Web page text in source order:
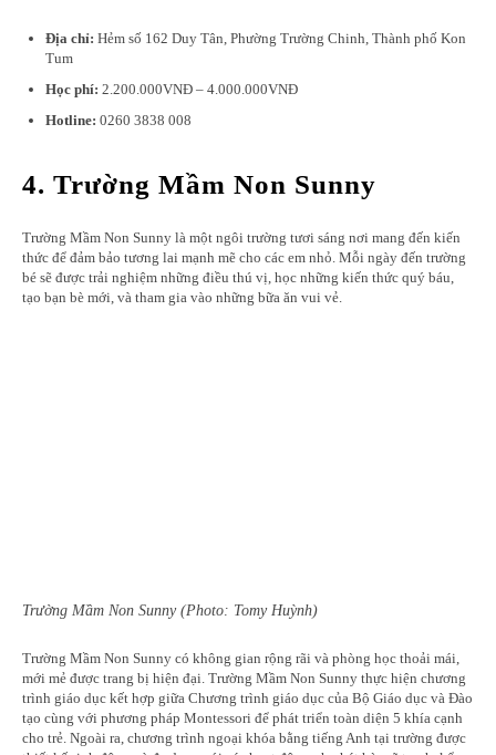
Địa chỉ: Hẻm số 162 Duy Tân, Phường Trường Chinh, Thành phố Kon
Tum
Học phí: 2.200.000VNĐ – 4.000.000VNĐ
Hotline: 0260 3838 008
4. Trường Mầm Non Sunny
Trường Mầm Non Sunny là một ngôi trường tươi sáng nơi mang đến kiến
thức để đảm bảo tương lai mạnh mẽ cho các em nhỏ. Mỗi ngày đến trường
bé sẽ được trải nghiệm những điều thú vị, học những kiến thức quý báu,
tạo bạn bè mới, và tham gia vào những bữa ăn vui vẻ.
Trường Mầm Non Sunny (Photo: Tomy Huỳnh)
Trường Mầm Non Sunny có không gian rộng rãi và phòng học thoải mái,
mới mẻ được trang bị hiện đại. Trường Mầm Non Sunny thực hiện chương
trình giáo dục kết hợp giữa Chương trình giáo dục của Bộ Giáo dục và Đào
tạo cùng với phương pháp Montessori để phát triển toàn diện 5 khía cạnh
cho trẻ. Ngoài ra, chương trình ngoại khóa bằng tiếng Anh tại trường được